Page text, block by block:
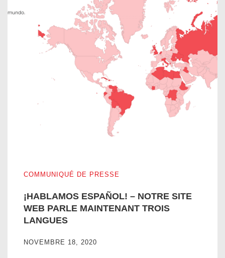
COMMUNIQUÉ DE PRESSE
¡HABLAMOS ESPAÑOL! – NOTRE SITE
WEB PARLE MAINTENANT TROIS
LANGUES
NOVEMBRE 18, 2020